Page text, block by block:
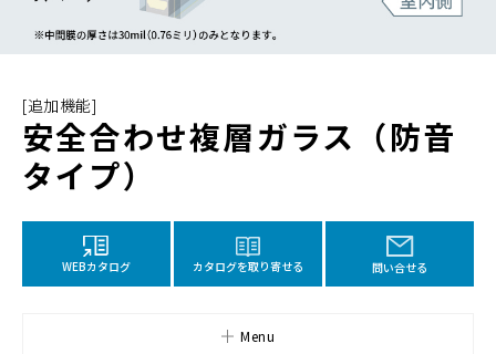
[追加機能]
安全合わせ複層ガラス（防音
タイプ）
WEBカタログ カタログを取り寄せる 問い合せる
Menu